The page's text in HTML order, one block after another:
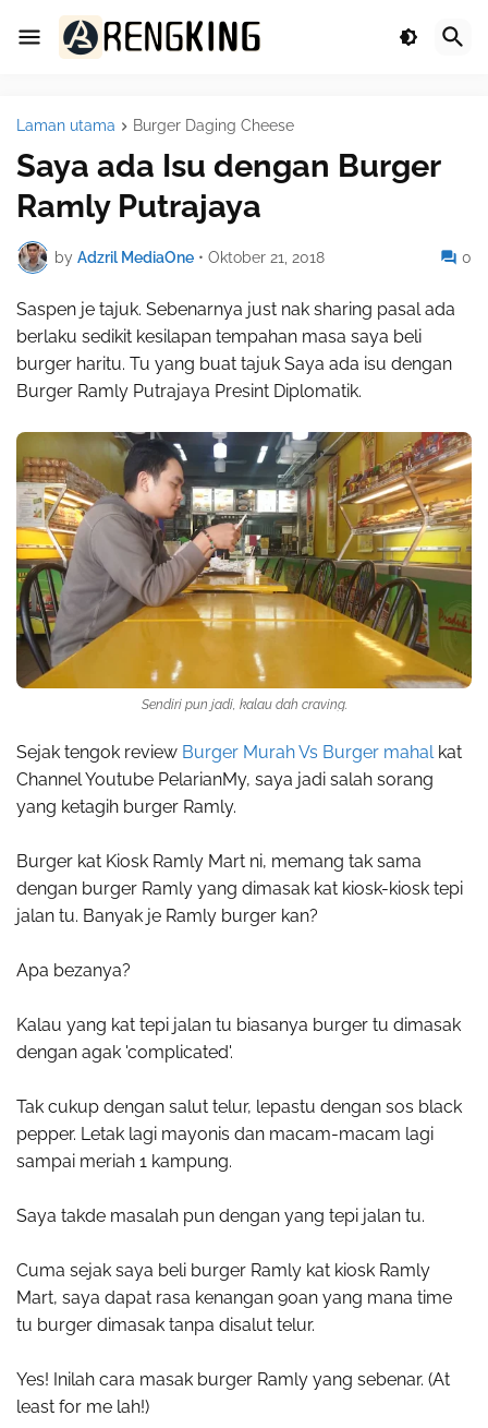
Laman utama Burger Daging Cheese
Saya ada Isu dengan Burger
Ramly Putrajaya
by Adzril MediaOne • Oktober 21, 2018 0
Saspen je tajuk. Sebenarnya just nak sharing pasal ada
berlaku sedikit kesilapan tempahan masa saya beli
burger haritu. Tu yang buat tajuk Saya ada isu dengan
Burger Ramly Putrajaya Presint Diplomatik.
Sendiri pun jadi, kalau dah craving.
Sejak tengok review Burger Murah Vs Burger mahalkat
Channel Youtube PelarianMy, saya jadi salah sorang
yang ketagih burger Ramly.
Burger kat Kiosk Ramly Mart ni, memang tak sama
dengan burger Ramly yang dimasak kat kiosk-kiosk tepi
jalan tu. Banyak je Ramly burger kan?
Apa bezanya?
Kalau yang kat tepi jalan tu biasanya burger tu dimasak
dengan agak 'complicated'.
Tak cukup dengan salut telur, lepastu dengan sos black
pepper. Letak lagi mayonis dan macam-macam lagi
sampai meriah 1 kampung.
Saya takde masalah pun dengan yang tepi jalan tu.
Cuma sejak saya beli burger Ramly kat kiosk Ramly
Mart, saya dapat rasa kenangan 90an yang mana time
tu burger dimasak tanpa disalut telur.
Yes! Inilah cara masak burger Ramly yang sebenar. (At
least for me lah!)